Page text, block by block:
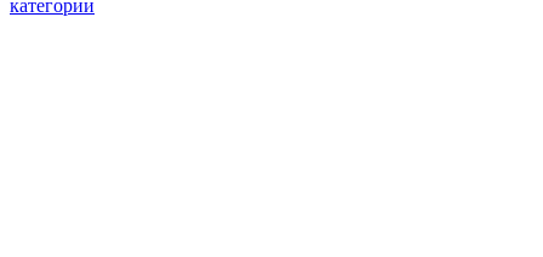
категории